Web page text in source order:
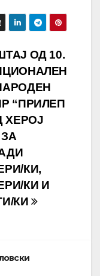
ОД 10.
“ПРИЛЕП
ХЕРОЈ
ЗА
КИ,
КИ И
КИ